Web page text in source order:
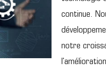
continue.
notre